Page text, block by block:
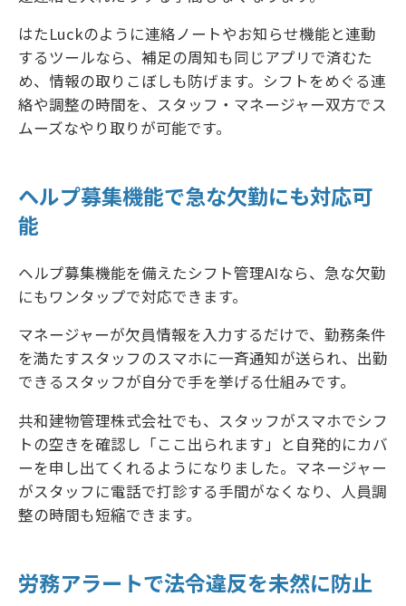
はたLuckのように連絡ノートやお知らせ機能と連動
するツールなら、補足の周知も同じアプリで済むた
め、情報の取りこぼしも防げます。シフトをめぐる連
絡や調整の時間を、スタッフ・マネージャー双方でス
ムーズなやり取りが可能です。
ヘルプ募集機能で急な欠勤にも対応可
能
ヘルプ募集機能を備えたシフト管理AIなら、急な欠勤
にもワンタップで対応できます。
マネージャーが欠員情報を入力するだけで、勤務条件
を満たすスタッフのスマホに一斉通知が送られ、出勤
できるスタッフが自分で手を挙げる仕組みです。
共和建物管理株式会社でも、スタッフがスマホでシフ
トの空きを確認し「ここ出られます」と自発的にカバ
ーを申し出てくれるようになりました。マネージャー
がスタッフに電話で打診する手間がなくなり、人員調
整の時間も短縮できます。
労務アラートで法令違反を未然に防止